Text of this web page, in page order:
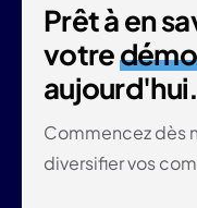
Prêt à en
votre
aujourd'hui.
Commencez dès
diversifier vos